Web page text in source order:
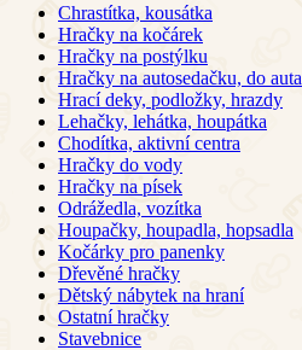
Chrastítka, kousátka
Hračky na kočárek
Hračky na postýlku
Hračky na autosedačku, do auta
Hrací deky, podložky, hrazdy
Lehačky, lehátka, houpátka
Chodítka, aktivní centra
Hračky do vody
Hračky na písek
Odrážedla, vozítka
Houpačky, houpadla, hopsadla
Kočárky pro panenky
Dřevěné hračky
Dětský nábytek na hraní
Ostatní hračky
Stavebnice